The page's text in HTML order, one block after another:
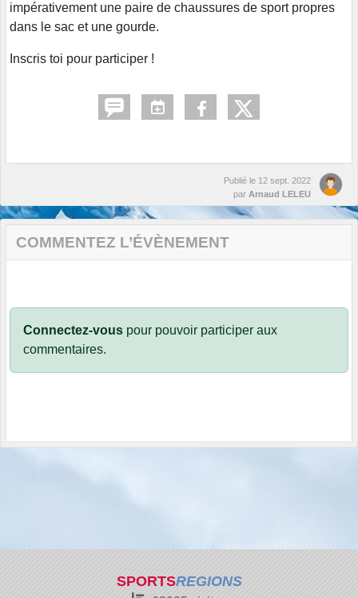
impérativement une paire de chaussures de sport propres
dans le sac et une gourde.
Inscris toi pour participer !
Publié le 12 sept. 2022
par Arnaud LELEU
COMMENTEZ L’ÉVÈNEMENT
Connectez-vous pour pouvoir participer aux
commentaires.
SPORTSREGIONS